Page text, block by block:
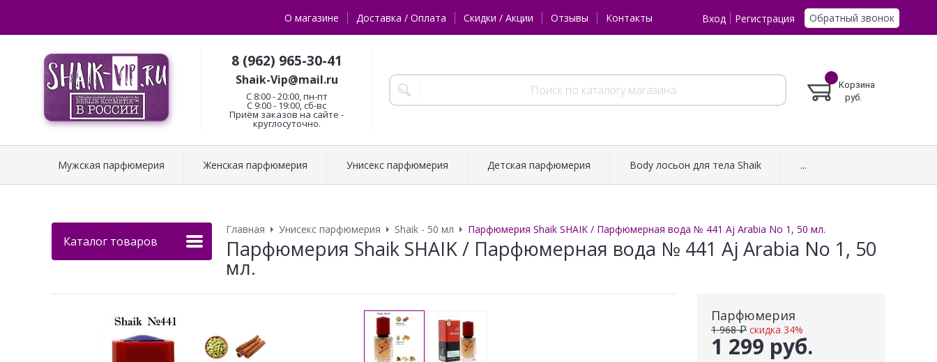
О магазине Доставка / Оплата Скидки / Акции Отзывы Контакты Вход Регистрация Обратный звонок
8 (962) 965-30-41
Shaik-Vip@mail.ru
C 8:00 - 20:00, пн-пт
С 9:00 - 19:00, сб-вс
Приём заказов на сайте -
круглосуточно.
Корзина
руб.
Мужская парфюмерия Женская парфюмерия Унисекс парфюмерия Детская парфюмерия Body лосьон для тела Shaik ...
Каталог товаров
Главная Унисекс парфюмерия Shaik - 50 мл Парфюмерия Shaik SHAIK / Парфюмерная вода № 441 Aj Arabia No 1, 50 мл.
Парфюмерия Shaik SHAIK / Парфюмерная вода № 441 Aj Arabia No 1, 50
мл.
Парфюмерия
1 299 руб.
1 968 ₽ скидка 34%